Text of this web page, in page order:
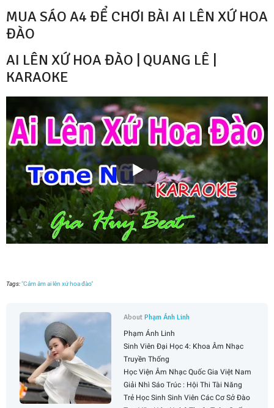
MUA SÁO A4 ĐỂ CHƠI BÀI AI LÊN XỨ HOA
ĐÀO
AI LÊN XỨ HOA ĐÀO | QUANG LÊ |
KARAOKE
Tags:"Cảm âm ai lên xứ hoa đào"
AboutPhạm Ánh Linh
Phạm Ánh Linh
Sinh Viên Đại Học 4: Khoa Âm Nhạc
Truyền Thống
Học Viện Âm Nhạc Quốc Gia Việt Nam
Giải Nhì Sáo Trúc : Hội Thi Tài Năng
Trẻ Học Sinh Sinh Viên Các Cơ Sở Đào